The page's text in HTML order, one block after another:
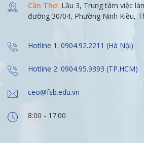
Cần Thơ: Lầu 3, Trung tâm việc
đường 30/04, Phường Ninh Kiều,
Hotline 1: 0904.92.2211 (Hà Nội)
Hotline 2: 0904.95.9393 (TP.HCM)
ceo@fsb.edu.vn
8:00 - 17:00